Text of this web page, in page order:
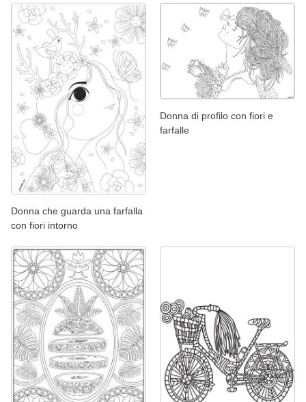
Donna che guarda una farfalla
con fiori intorno
Donna di profilo con fiori e
farfalle